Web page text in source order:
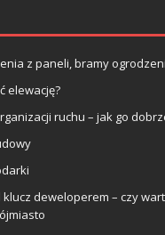
z paneli, bramy
elewację?
ruchu – jak go
deweloperem – czy